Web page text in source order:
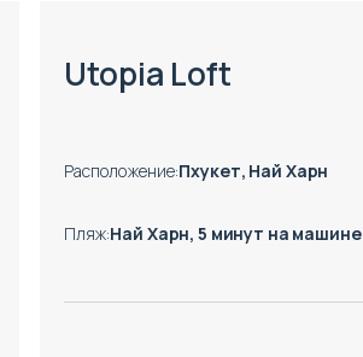
Utopia Loft
Расположение:Пхукет, Най Харн
Пляж:Най Харн, 5 минут на машине